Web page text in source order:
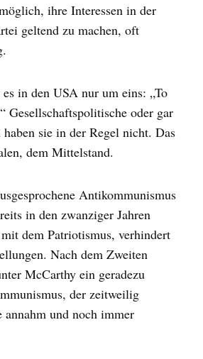
ihre Interessen in der
geltend zu machen, oft
in den USA nur um eins: „To
Gesellschaftspolitische oder gar
sie in der Regel nicht. Das
dem Mittelstand.
Antikommunismus
in den zwanziger Jahren
dem Patriotismus, verhindert
Nach dem Zweiten
McCarthy ein geradezu
der zeitweilig
annahm und noch immer